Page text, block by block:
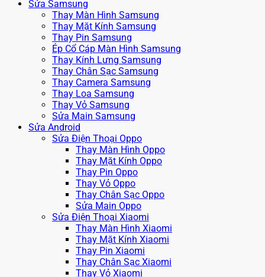
Sửa Samsung
Thay Màn Hình Samsung
Thay Mặt Kính Samsung
Thay Pin Samsung
Ép Cổ Cáp Màn Hình Samsung
Thay Kính Lưng Samsung
Thay Chân Sạc Samsung
Thay Camera Samsung
Thay Loa Samsung
Thay Vỏ Samsung
Sửa Main Samsung
Sửa Android
Sửa Điện Thoại Oppo
Thay Màn Hình Oppo
Thay Mặt Kính Oppo
Thay Pin Oppo
Thay Vỏ Oppo
Thay Chân Sạc Oppo
Sửa Main Oppo
Sửa Điện Thoại Xiaomi
Thay Màn Hình Xiaomi
Thay Mặt Kính Xiaomi
Thay Pin Xiaomi
Thay Chân Sạc Xiaomi
Thay Vỏ Xiaomi